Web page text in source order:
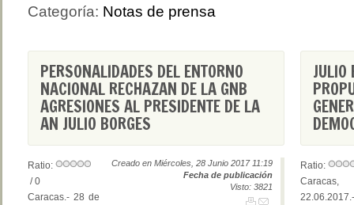
Categoría: Notas de prensa
PERSONALIDADES DEL ENTORNO
NACIONAL RECHAZAN DE LA GNB
AGRESIONES AL PRESIDENTE DE LA
AN JULIO BORGES
Creado en Miércoles, 28 Junio 2017 11:19
Fecha de publicación
Visto: 3821
Ratio:
/ 0
Caracas.- 28 de
JULIO
Ratio:
Caracas,